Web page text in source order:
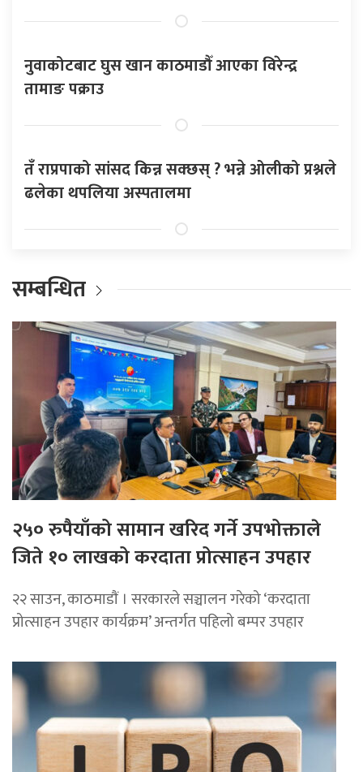
नुवाकोटबाट घुस खान काठमाडौँ आएका विरेन्द्र
तामाङ पक्राउ
तँ राप्रपाको सांसद किन्न सक्छस् ? भन्ने ओलीको प्रश्नले
ढलेका थपलिया अस्पतालमा
सम्बन्धित
२५० रुपैयाँको सामान खरिद गर्ने उपभोक्ताले
जिते १० लाखको करदाता प्रोत्साहन उपहार
२२ साउन, काठमाडाैं । सरकारले सञ्चालन गरेको ‘करदाता
प्रोत्साहन उपहार कार्यक्रम’ अन्तर्गत पहिलो बम्पर उपहार